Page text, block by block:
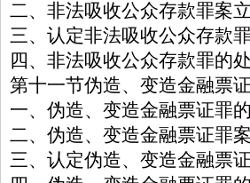
二、非法吸收公众存款罪案
三、认定非法吸收公众存款
四、非法吸收公众存款罪的
第十一节伪造、变造金融票
一、伪造、变造金融票证罪
二、伪造、变造金融票证罪
三、认定伪造、变造金融票